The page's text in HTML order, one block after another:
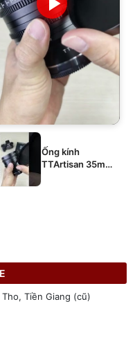
Ống kính
TTArtisan 35mm
Tiền Giang (cũ)